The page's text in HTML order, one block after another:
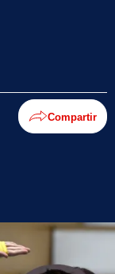
Compartir